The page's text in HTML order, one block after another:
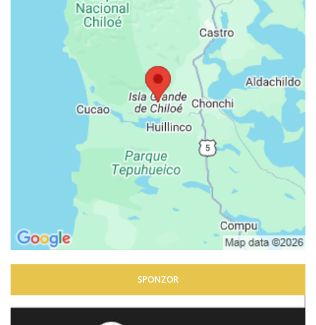
SPONZOR